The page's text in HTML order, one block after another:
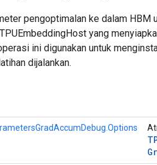
pengoptimalan ke dalam HBM
yang
ini digunakan untuk
dijalankan.